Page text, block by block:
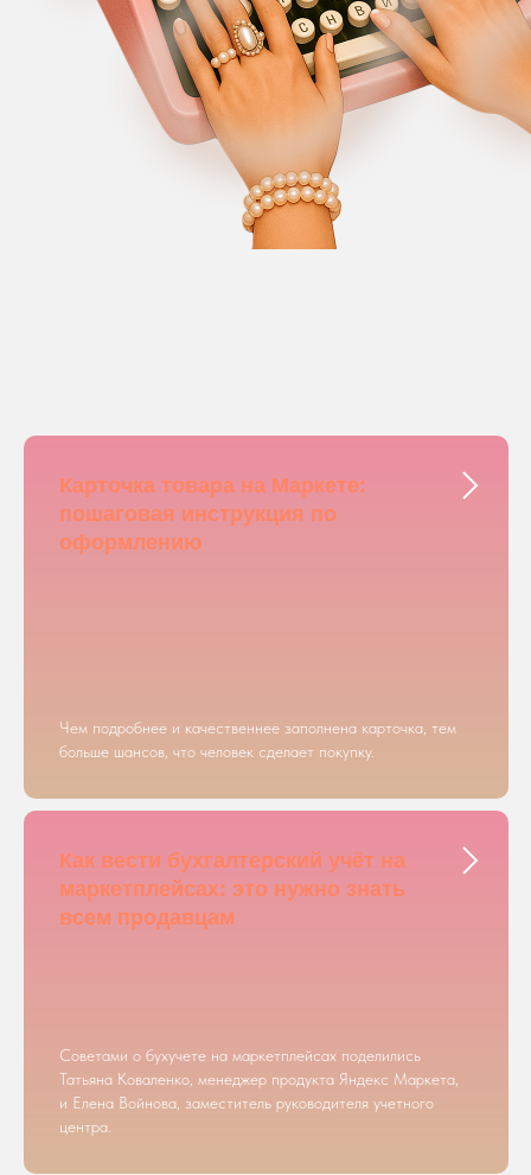
Карточка товара на Маркете:
пошаговая инструкция по
оформлению
Чем подробнее и качественнее заполнена карточка, тем
больше шансов, что человек сделает покупку.
Как вести бухгалтерский учёт на
маркетплейсах: это нужно знать
всем продавцам
Советами о бухучете на маркетплейсах поделились
Татьяна Коваленко, менеджер продукта Яндекс Маркета,
и Елена Войнова, заместитель руководителя учетного
центра.